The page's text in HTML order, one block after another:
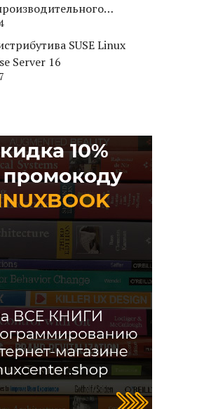
для PostgreSQL
SUSE Linux
Server 16